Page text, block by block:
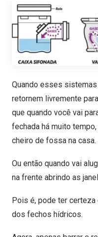
Quando esses
retornem livremente
que quando você vai
fechada há muito
cheiro de fossa na casa.
Ou então quando vai
na frente abrindo as
Pois é, pode ter
dos fechos hídricos.